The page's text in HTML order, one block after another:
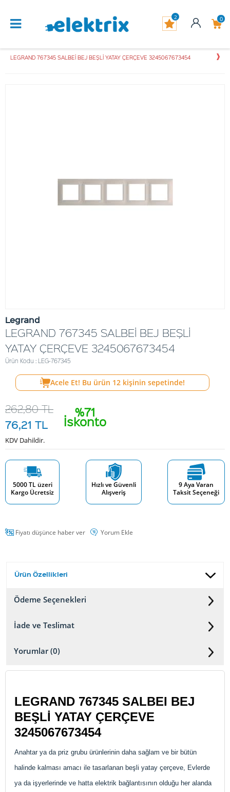
0
2
LEGRAND 767345 SALBEİ BEJ BEŞLİ YATAY ÇERÇEVE 3245067673454
Legrand
LEGRAND 767345 SALBEİ BEJ BEŞLİ
YATAY ÇERÇEVE 3245067673454
Ürün Kodu : LEG-767345
Acele Et! Bu ürün 12 kişinin sepetinde!
%71
İskonto
262,80TL
76,21 TL
KDV Dahildir.
5000 TL üzeri
Kargo Ücretsiz
Hızlı ve Güvenli
Alışveriş
9 Aya Varan
Taksit Seçeneği
Fiyatı düşünce haber ver Yorum Ekle
Ürün Özellikleri
Ödeme Seçenekleri
İade ve Teslimat
Yorumlar (0)
LEGRAND 767345 SALBEI BEJ
BEŞLİ YATAY ÇERÇEVE
3245067673454
Anahtar ya da priz grubu ürünlerinin daha sağlam ve bir bütün
halinde kalması amacı ile tasarlanan beşli yatay çerçeve, Evlerde
ya da işyerlerinde ve hatta elektrik bağlantısının olduğu her alanda